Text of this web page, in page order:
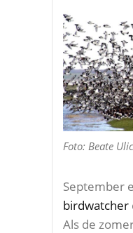
Foto: Beate
September
birdwatcher
Als de